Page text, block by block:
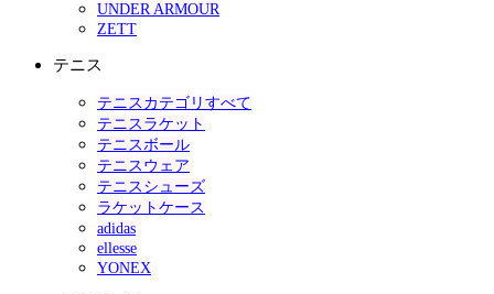
UNDER ARMOUR
ZETT
テニス
テニスカテゴリすべて
テニスラケット
テニスボール
テニスウェア
テニスシューズ
ラケットケース
adidas
ellesse
YONEX